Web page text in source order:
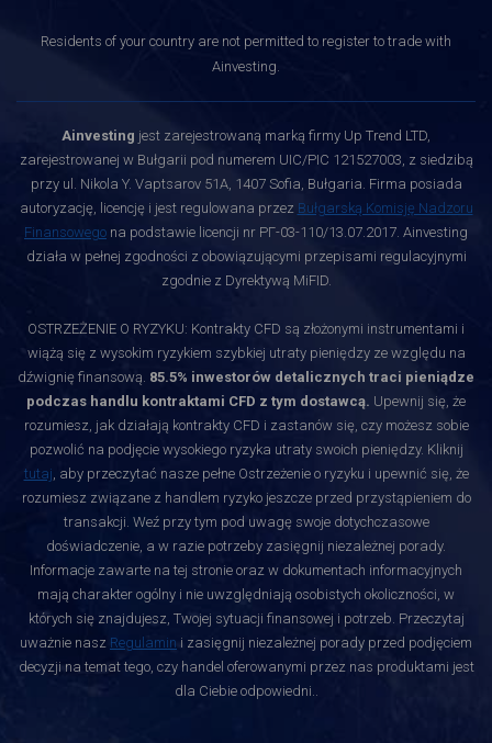
Residents of your country are not permitted to register to trade with
Ainvesting.
Ainvesting jest zarejestrowaną marką firmy Up Trend LTD,
zarejestrowanej w Bułgarii pod numerem UIC/PIC 121527003, z siedzibą
przy ul. Nikola Y. Vaptsarov 51A, 1407 Sofia, Bułgaria. Firma posiada
autoryzację, licencję i jest regulowana przez Bułgarską Komisję Nadzoru
Finansowego na podstawie licencji nr РГ-03-110/13.07.2017. Ainvesting
działa w pełnej zgodności z obowiązującymi przepisami regulacyjnymi
zgodnie z Dyrektywą MiFID.
OSTRZEŻENIE O RYZYKU: Kontrakty CFD są złożonymi instrumentami i
wiążą się z wysokim ryzykiem szybkiej utraty pieniędzy ze względu na
dźwignię finansową. 85.5% inwestorów detalicznych traci pieniądze
podczas handlu kontraktami CFD z tym dostawcą. Upewnij się, że
rozumiesz, jak działają kontrakty CFD i zastanów się, czy możesz sobie
pozwolić na podjęcie wysokiego ryzyka utraty swoich pieniędzy. Kliknij
tutaj, aby przeczytać nasze pełne Ostrzeżenie o ryzyku i upewnić się, że
rozumiesz związane z handlem ryzyko jeszcze przed przystąpieniem do
transakcji. Weź przy tym pod uwagę swoje dotychczasowe
doświadczenie, a w razie potrzeby zasięgnij niezależnej porady.
Informacje zawarte na tej stronie oraz w dokumentach informacyjnych
mają charakter ogólny i nie uwzględniają osobistych okoliczności, w
których się znajdujesz, Twojej sytuacji finansowej i potrzeb. Przeczytaj
uważnie nasz Regulamin i zasięgnij niezależnej porady przed podjęciem
decyzji na temat tego, czy handel oferowanymi przez nas produktami jest
dla Ciebie odpowiedni..